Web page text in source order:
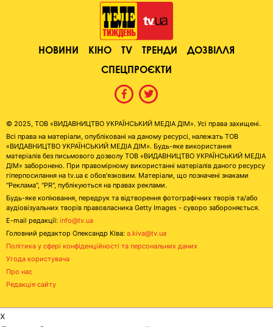
НОВИНИ КІНО TV ТРЕНДИ
ДОЗВІЛЛЯ
СПЕЦПРОЄКТИ
© 2025, ТОВ «ВИДАВНИЦТВО УКРАЇНСЬКИЙ МЕДІА ДІМ». Усі права захищені.
Всі права на матеріали, опубліковані на даному ресурсі, належать ТОВ
«ВИДАВНИЦТВО УКРАЇНСЬКИЙ МЕДІА ДІМ». Будь-яке використання
матеріалів без письмового дозволу ТОВ «ВИДАВНИЦТВО УКРАЇНСЬКИЙ МЕДІА
ДІМ» заборонено. При правомірному використанні матеріалів даного ресурсу
гіперпосилання на tv.ua є обов'язковим. Матеріали, що позначені знаками
"Реклама", "PR", публікуються на правах реклами.
Будь-яке копіювання, передрук та відтворення фотографічних творів та/або
аудіовізуальних творів правовласника Getty Images - суворо забороняється.
E-mail редакції: info@tv.ua
Головний редактор Олександр Ківа: a.kiva@tv.ua
Політика у сфері конфіденційності та персональних даних
Угода користувача
Про нас
Редакція сайту
x